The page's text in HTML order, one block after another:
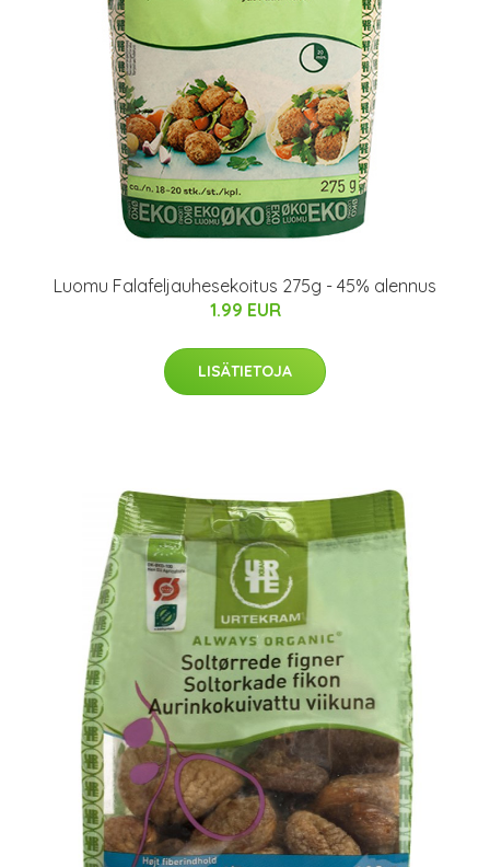
Luomu Falafeljauhesekoitus 275g - 45% alennus
1.99 EUR
LISÄTIETOJA